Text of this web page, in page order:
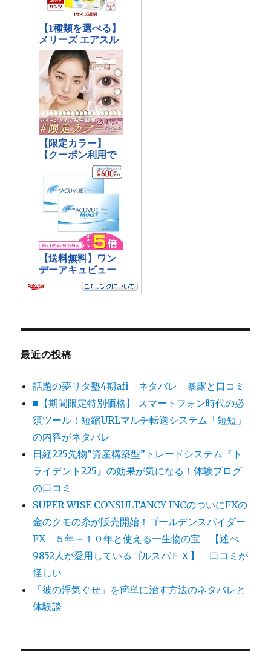
最近の投稿
話題の夢リタ塾4期afi ネタバレ 暴露と口コミ
■【期間限定特別価格】 スマートフォン時代の必
須ツール！短縮URLマルチ転送システム「短短」
の内容がネタバレ
日経225先物”資産構築型”トレードシステム『ト
ライデント225』の効果が気になる！体験ブログ
の口コミ
SUPER WISE CONSULTANCY INCのついにFXの
金のクモの糸が販売開始！ゴールデンスパイダー
FX ５年～１０年と使える一生物の宝 【述べ
9852人が愛用しているゴルスパＦＸ】 口コミが
怪しい
「彼の浮気ぐせ」を簡単に治す方法のネタバレと
体験談